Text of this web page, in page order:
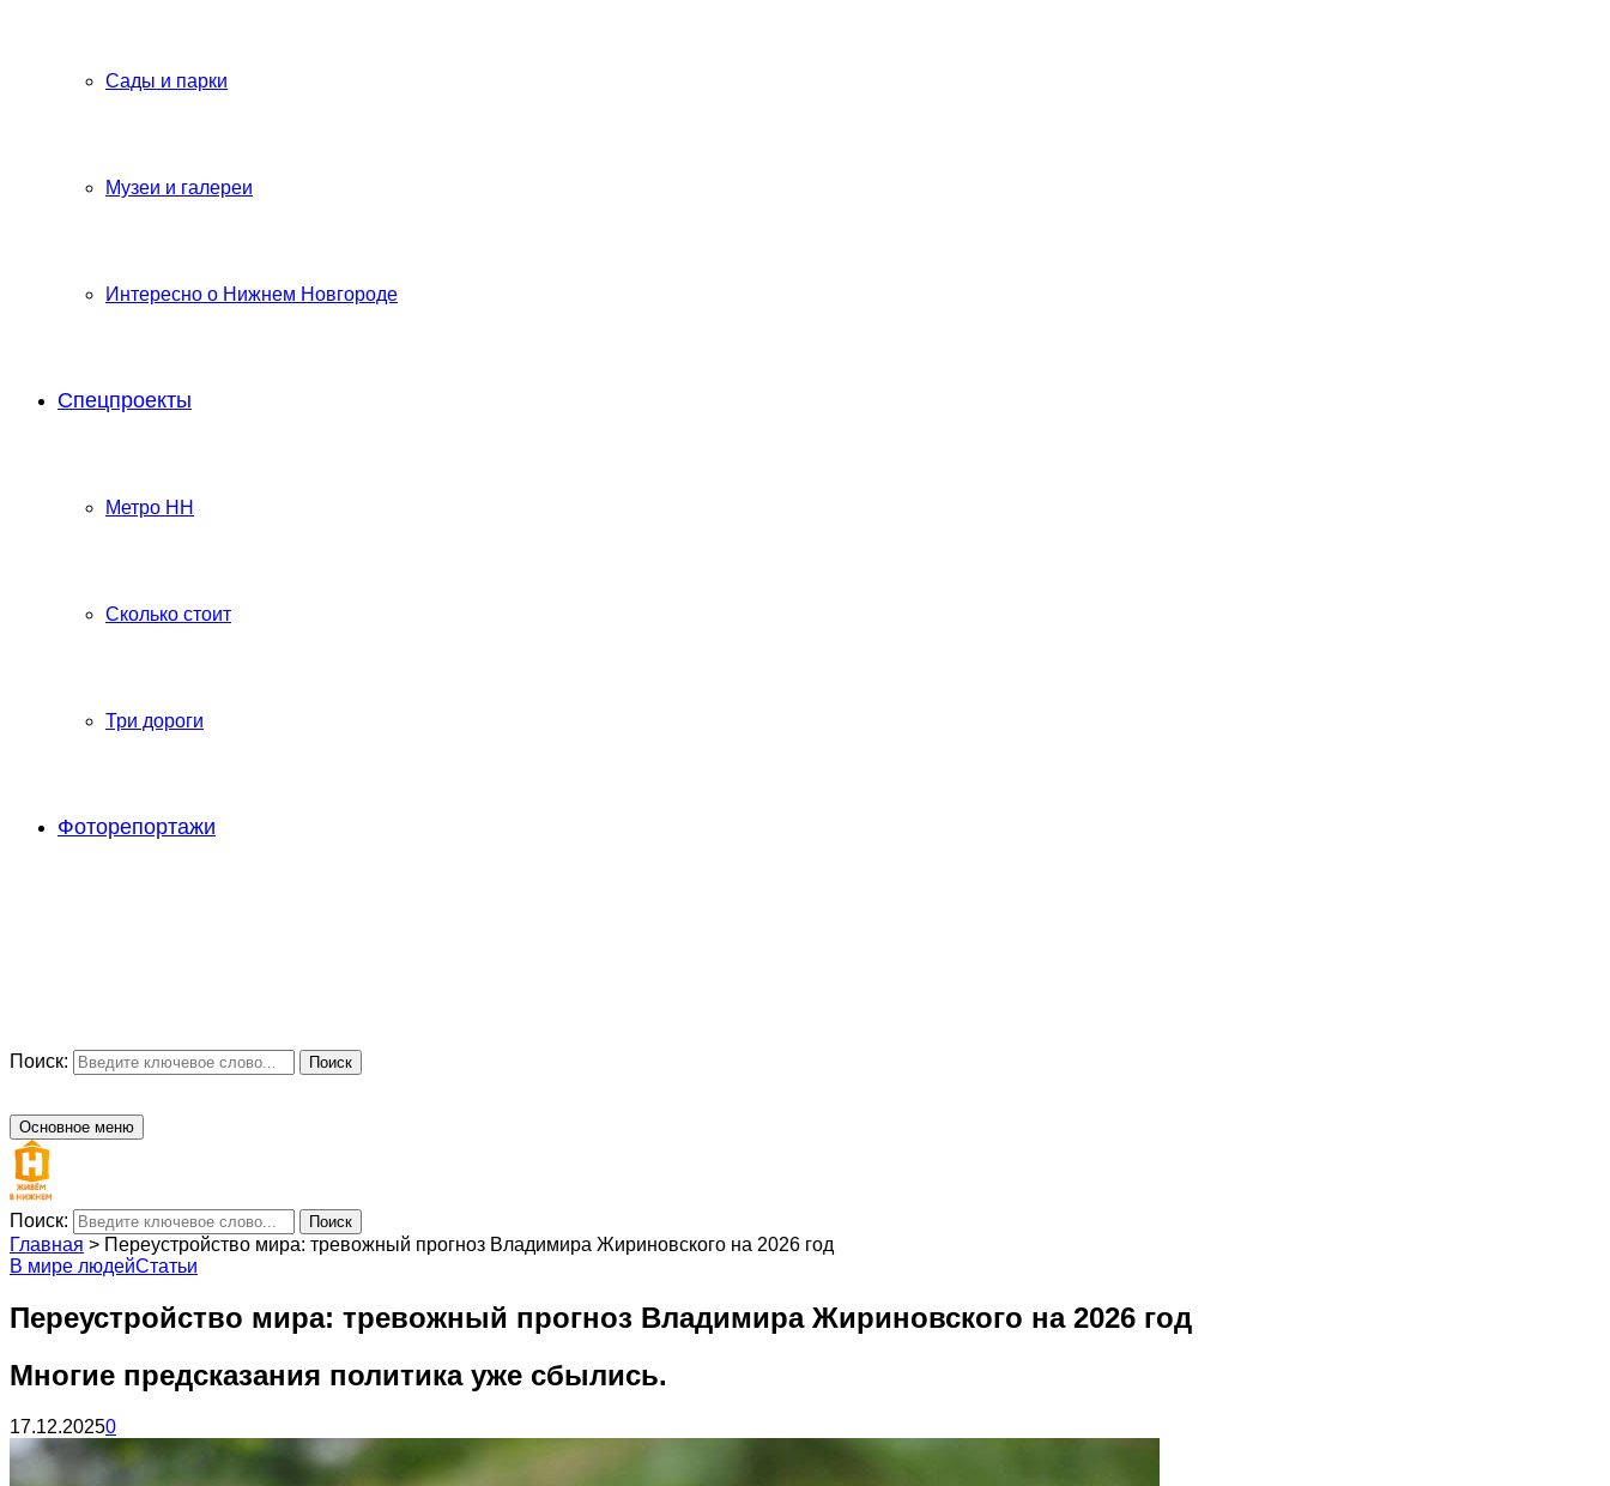
Сады и парки
Музеи и галереи
Интересно о Нижнем Новгороде
Спецпроекты
Метро НН
Сколько стоит
Три дороги
Фоторепортажи
Поиск: Поиск
Основное меню
Поиск: Поиск
Главная > Переустройство мира: тревожный прогноз Владимира Жириновского на 2026 год
В мире людейСтатьи
Переустройство мира: тревожный прогноз Владимира Жириновского на 2026 год
Многие предсказания политика уже сбылись.
17.12.20250